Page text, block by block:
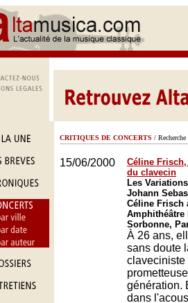
CRITIQUES DE CONCERTS / Recherche
15/06/2000
Céline
du clavecin
Les
Johann
Céline Frisch
Amphithéâtre
Sorbonne,
À 26 ans,
sans doute
claveciniste
génération.
dans